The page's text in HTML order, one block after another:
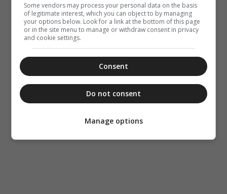
Some vendors may process your personal data on the basis
of legitimate interest, which you can object to by managing
your options below. Look for a link at the bottom of this page
or in the site menu to manage or withdraw consent in privacy
and cookie settings.
Consent
Do not consent
Manage options